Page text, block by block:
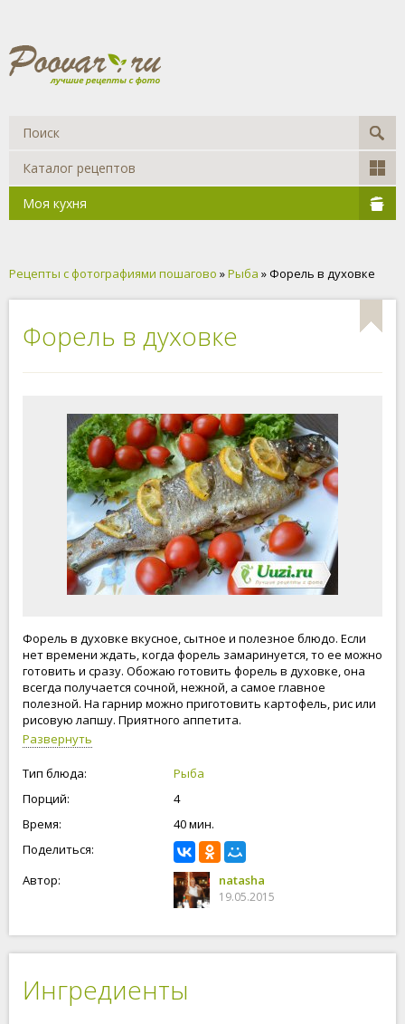
Каталог рецептов
Моя кухня
Рецепты с фотографиями пошагово »Рыба » Форель в духовке
Форель в духовке
Форель в духовке вкусное, сытное и полезное блюдо. Если
нет времени ждать, когда форель замаринуется, то ее можно
готовить и сразу. Обожаю готовить форель в духовке, она
всегда получается сочной, нежной, а самое главное
полезной. На гарнир можно приготовить картофель, рис или
рисовую лапшу. Приятного аппетита.
Развернуть
Тип блюда:
Рыба
Порций:
4
Время:
40 мин.
Поделиться:
Автор:
natasha
19.05.2015
Ингредиенты